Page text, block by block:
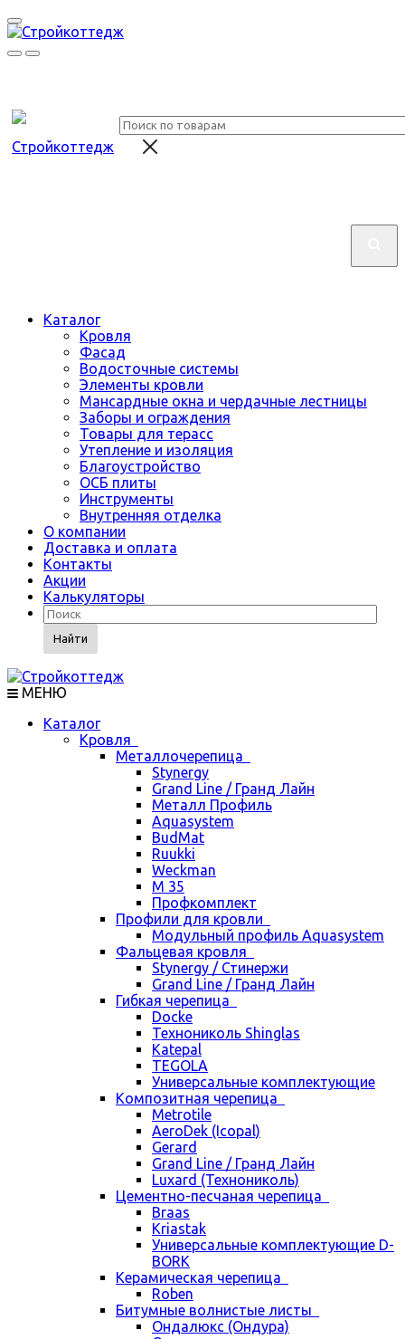
Каталог
Кровля
Фасад
Водосточные системы
Элементы кровли
Мансардные окна и чердачные лестницы
Заборы и ограждения
Товары для терасс
Утепление и изоляция
Благоустройство
ОСБ плиты
Инструменты
Внутренняя отделка
О компании
Доставка и оплата
Контакты
Акции
Калькуляторы
Найти
МЕНЮ
Каталог
Кровля
Металлочерепица
Stynergy
Grand Line / Гранд Лайн
Металл Профиль
Aquasystem
BudMat
Ruukki
Weckman
М 35
Профкомплект
Профили для кровли
Модульный профиль Aquasystem
Фальцевая кровля
Stynergy / Стинержи
Grand Line / Гранд Лайн
Гибкая черепица
Docke
Технониколь Shinglas
Katepal
TEGOLA
Универсальные комплектующие
Композитная черепица
Metrotile
AeroDek (Icopal)
Gerard
Grand Line / Гранд Лайн
Luxard (Технониколь)
Цементно-песчаная черепица
Braas
Kriastak
Универсальные комплектующие D-
BORK
Керамическая черепица
Roben
Битумные волнистые листы
Ондалюкс (Ондура)